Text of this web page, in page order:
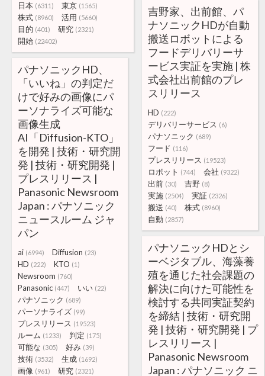
日本 (6311) 東京 (1565)
株式 (8960) 活用 (5660)
目的 (401) 研究 (2321)
開始 (22402)
吉野家、出前館、パ
ナソニックHDが自動
搬送ロボットによる
フードデリバリーサ
ービス実証を実施 | 株
式会社出前館のプレ
スリリース
HD (222)
デリバリーサービス (6)
パナソニック (689)
フード (116)
プレスリリース (19523)
ロボット (744) 会社 (9322)
出前 (30) 吉野 (8)
実施 (2504) 実証 (2326)
搬送 (40) 株式 (8960)
自動 (2857)
パナソニックHD、
「いいね」の判定だ
けで好みの画像にパ
ーソナライズ可能な
画像生成
AI「Diffusion-KTO」
を開発 | 技術・研究開
発 | 技術・研究開発 |
プレスリリース |
Panasonic Newsroom
Japan : パナソニック
ニュースルーム ジャ
パン
ai (6994) Diffusion (23)
HD (222) KTO (1)
Newsroom (760)
Panasonic (447) いい (22)
パナソニック (689)
パーソナライズ (99)
プレスリリース (19523)
ルーム (1233) 判定 (175)
可能な (305) 好み (39)
技術 (3532) 生成 (1692)
画像 (961) 研究 (2321)
パナソニックHDとシ
ーベジタブル、海藻養
殖を通じた社会課題の
解決に向けた可能性を
検討する共同実証契約
を締結 | 技術・研究開
発 | 技術・研究開発 | プ
レスリリース |
Panasonic Newsroom
Japan : パナソニック ニ